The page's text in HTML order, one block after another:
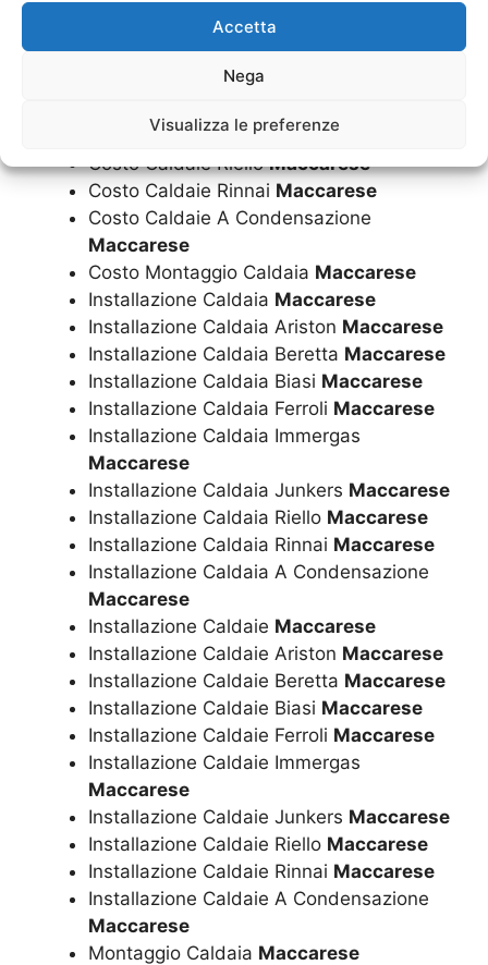
Accetta
Nega
Visualizza le preferenze
Costo Caldaie Beretta
Costo Caldaie BiasiMaccarese
Costo Caldaie Ferroli
Costo Caldaie JunkersMaccarese
Costo Caldaie RielloMaccarese
Costo Caldaie Rinnai Maccarese
Costo Caldaie A Condensazione
Maccarese
Costo Montaggio Caldaia Maccarese
Installazione Caldaia Maccarese
Installazione Caldaia Ariston Maccarese
Installazione Caldaia Beretta Maccarese
Installazione Caldaia Biasi Maccarese
Installazione Caldaia Ferroli Maccarese
Installazione Caldaia Immergas
Maccarese
Installazione Caldaia Junkers Maccarese
Installazione Caldaia Riello Maccarese
Installazione Caldaia Rinnai Maccarese
Installazione Caldaia A Condensazione
Maccarese
Installazione Caldaie Maccarese
Installazione Caldaie Ariston Maccarese
Installazione Caldaie Beretta Maccarese
Installazione Caldaie Biasi Maccarese
Installazione Caldaie Ferroli Maccarese
Installazione Caldaie Immergas
Maccarese
Installazione Caldaie Junkers Maccarese
Installazione Caldaie Riello Maccarese
Installazione Caldaie Rinnai Maccarese
Installazione Caldaie A Condensazione
Maccarese
Montaggio Caldaia Maccarese